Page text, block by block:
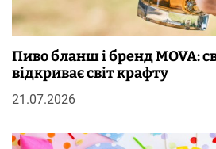
Пиво бланш і бренд MOVA:
відкриває світ крафту
21.07.2026